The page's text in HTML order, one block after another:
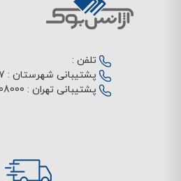
تلفن :
پشتیبانی شهرستان :
پشتیبانی تهران :